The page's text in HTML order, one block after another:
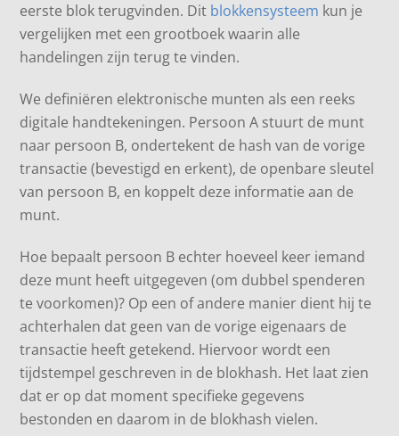
eerste blok terugvinden. Dit blokkensysteem kun je
vergelijken met een grootboek waarin alle
handelingen zijn terug te vinden.
We definiëren elektronische munten als een reeks
digitale handtekeningen. Persoon A stuurt de munt
naar persoon B, ondertekent de hash van de vorige
transactie (bevestigd en erkent), de openbare sleutel
van persoon B, en koppelt deze informatie aan de
munt.
Hoe bepaalt persoon B echter hoeveel keer iemand
deze munt heeft uitgegeven (om dubbel spenderen
te voorkomen)? Op een of andere manier dient hij te
achterhalen dat geen van de vorige eigenaars de
transactie heeft getekend. Hiervoor wordt een
tijdstempel geschreven in de blokhash. Het laat zien
dat er op dat moment specifieke gegevens
bestonden en daarom in de blokhash vielen.